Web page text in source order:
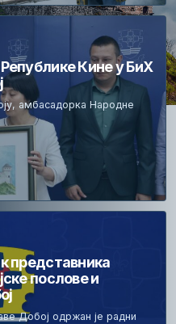
Кине у БиХ
амбасадорка Народне
представника
послове и
Добој одржан је радни